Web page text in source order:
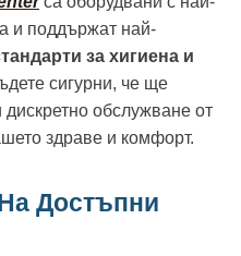
и поддържат най-
за хигиена и
сигурни, че ще
обслужване от
здраве и комфорт.
Достъпни